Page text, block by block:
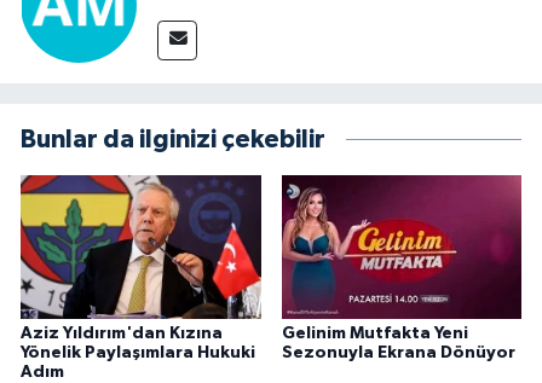
Bunlar da ilginizi çekebilir
Aziz Yıldırım'dan Kızına
Yönelik Paylaşımlara Hukuki
Adım
Gelinim Mutfakta Yeni
Sezonuyla Ekrana Dönüyor